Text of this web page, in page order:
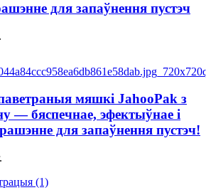
для запаўнення пустэч
мяшкі JahooPak з
— бяспечнае, эфектыўнае і
для запаўнення пустэч!